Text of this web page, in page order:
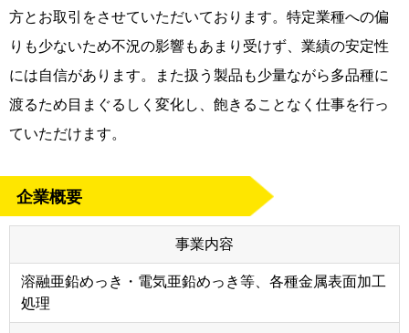
方とお取引をさせていただいております。特定業種への偏
りも少ないため不況の影響もあまり受けず、業績の安定性
には自信があります。また扱う製品も少量ながら多品種に
渡るため目まぐるしく変化し、飽きることなく仕事を行っ
ていただけます。
企業概要
事業内容
溶融亜鉛めっき・電気亜鉛めっき等、各種金属表面加工
処理